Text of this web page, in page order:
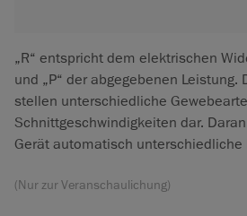
„R“ entspricht dem elektrischen
und „P“ der abgegebenen Leistung.
stellen unterschiedliche
Schnittgeschwindigkeiten dar.
Gerät automatisch unterschiedliche
(Nur zur Veranschaulichung)